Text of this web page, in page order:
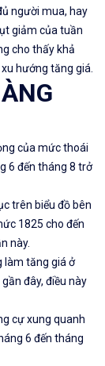
người mua, hay
giảm của tuần
cho thấy khả
hướng tăng giá.
của mức thoái
6 đến tháng 8 trở
trên biểu đồ bên
1825 cho đến
này.
làm tăng giá ở
đây, điều này
cự xung quanh
6 đến tháng